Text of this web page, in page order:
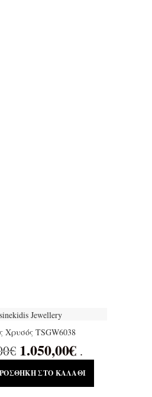
Χρυσός TSGW6038
€ 1.050,00€ .
ΣΤΟ ΚΑΛΆΘΙ